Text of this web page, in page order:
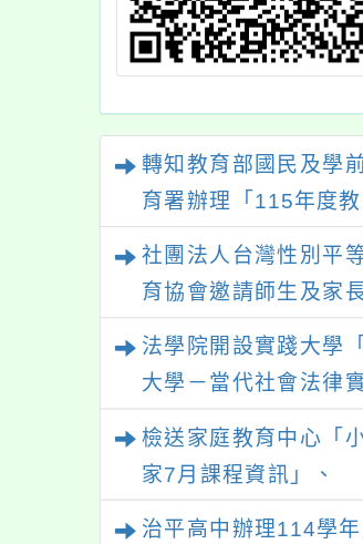
轉知教育部國民及學
育署辦理「115年度
部國民及學前教育署
性別平等教育建置課程
教學人才庫實施計畫
案， 請鼓勵校內教師
躍提出申請，請查照
社團法人台灣性別平
育協會邀請師生及家
與「幸符製造所：與同
青少年一起長大」互
法學院開設實踐大學
大學－當代社會法律
檢送家庭教育中心「
家7月課程資訊」、
治平高中辦理114學
教學(四)字
1122806371A號
正發布。